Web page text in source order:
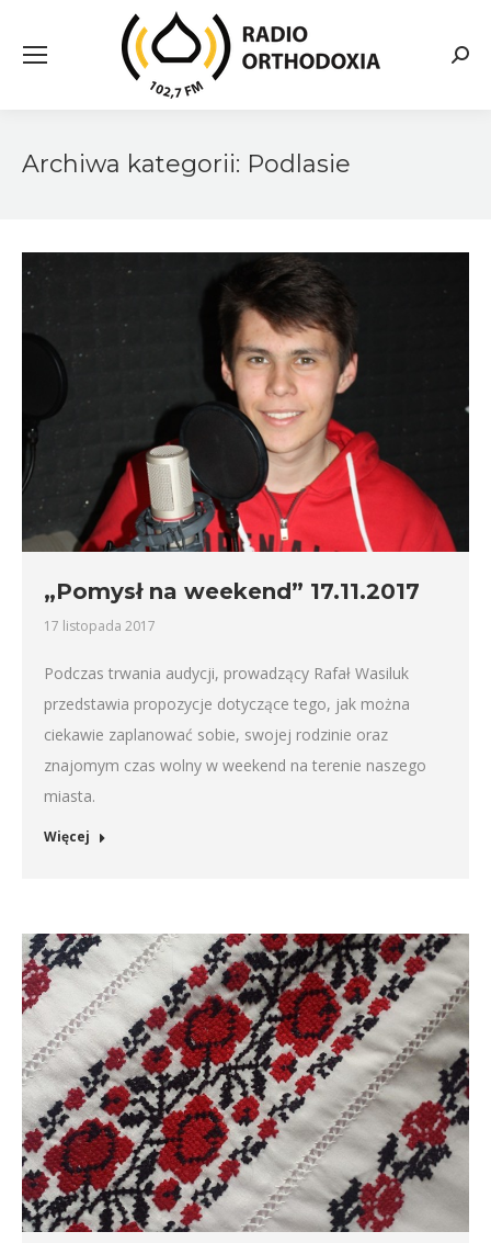
Archiwa kategorii: Podlasie
„Pomysł na weekend” 17.11.2017
17 listopada 2017
Podczas trwania audycji, prowadzący Rafał Wasiluk
przedstawia propozycje dotyczące tego, jak można
ciekawie zaplanować sobie, swojej rodzinie oraz
znajomym czas wolny w weekend na terenie naszego
miasta.
Więcej